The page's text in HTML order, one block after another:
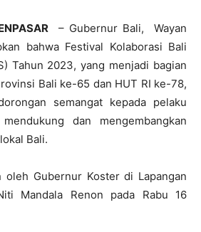
– Gubernur Bali, Wayan
bahwa Festival Kolaborasi Bali
Tahun 2023, yang menjadi bagian
Bali ke-65 dan HUT RI ke-78,
semangat kepada pelaku
dan mengembangkan
Bali.
oleh Gubernur Koster di Lapangan
Mandala Renon pada Rabu 16